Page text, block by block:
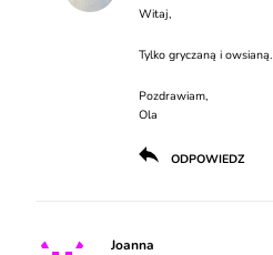
Witaj,
Tylko gryczaną i owsianą.
Pozdrawiam,
Ola
ODPOWIEDZ
Joanna